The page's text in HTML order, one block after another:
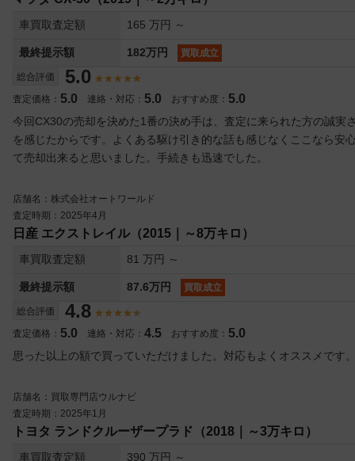
車買取査定額 165 万円 ～
最終提示額 182万円 買取成立
総合評価 5.0
査定価格： 5.0 連絡・対応： 5.0 おすすめ度： 5.0
今回CX30の売却を決めた1番の決め手は、査定に来られた方の誠実
を感じたからです。よくある駆け引き的な話も感じなくここなら安
て売却出来ると思いました。手続きも迅速でした。
店舗名：株式会社オートワールド
査定時期：2025年4月
日産 エクストレイル（2015｜～8万キロ）
車買取査定額 81 万円 ～
最終提示額 87.6万円 買取成立
総合評価 4.8
査定価格： 5.0 連絡・対応： 4.5 おすすめ度： 5.0
思った以上の額で買っていただけました。対応もよくオススメです
店舗名：買取専門店ウルナビ
査定時期：2025年1月
トヨタ ランドクルーザープラド（2018｜～3万キロ）
車買取査定額 390 万円 ～